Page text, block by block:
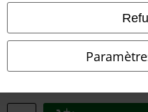
Élimination des déchets et
Déclaration de Conformité
Informations sur l'accessibilité
Paramètres des Cookies